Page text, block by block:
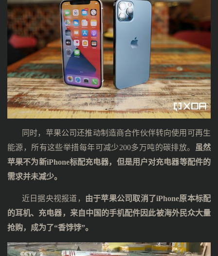
同时，苹果公司还推动制造商合作伙伴转向使用可再生
能源，所有这些举措每年可减少200多万吨的碳排放。
虽然
苹果不为新iPhone标配充电器，但是用户对充电器等配件的
需求并未减少。
近日据央视报道， 由于苹果公司取消了iPhone原本标配
的耳机、充电器，来自中国的手机配件因此被海外民众大量
抢购，成为了“香饽饽”。